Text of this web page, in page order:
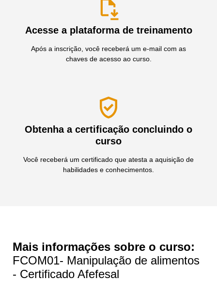
Acesse a plataforma de treinamento
Após a inscrição, você receberá um e-mail com as
chaves de acesso ao curso.
Obtenha a certificação concluindo o
curso
Você receberá um certificado que atesta a aquisição de
habilidades e conhecimentos.
Mais informações sobre o curso:
FCOM01- Manipulação de alimentos
- Certificado Afefesal